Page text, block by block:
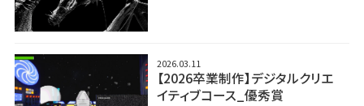
2026.03.11
【2026卒業制作】デジタルクリエ
イティブコース_優秀賞